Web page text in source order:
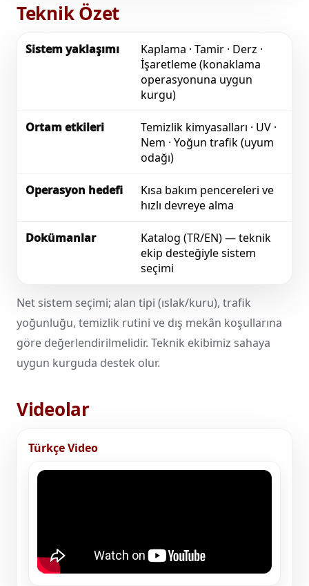
Teknik Özet
Sistem yaklaşımı
Kaplama · Tamir · Derz ·
İşaretleme (konaklama
operasyonuna uygun
kurgu)
Ortam etkileri
Temizlik kimyasalları · UV ·
Nem · Yoğun trafik (uyum
odağı)
Operasyon hedefi
Kısa bakım pencereleri ve
hızlı devreye alma
Dokümanlar
Katalog (TR/EN) — teknik
ekip desteğiyle sistem
seçimi
Net sistem seçimi; alan tipi (ıslak/kuru), trafik
yoğunluğu, temizlik rutini ve dış mekân koşullarına
göre değerlendirilmelidir. Teknik ekibimiz sahaya
uygun kurguda destek olur.
Videolar
Türkçe Video